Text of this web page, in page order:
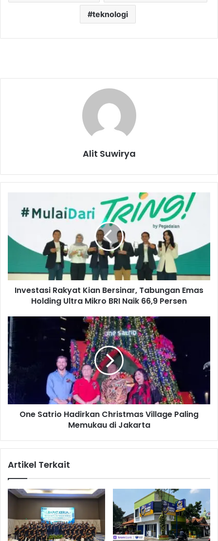
teknologi
Alit Suwirya
s
i
y
a
t
K
i
a
n
B
e
n
r
a
n
g
Investasi Rakyat Kian Bersinar, Tabungan Emas
Holding Ultra Mikro BRI Naik 66,9 Persen
O
n
e
S
a
t
r
i
o
k
C
i
s
One Satrio Hadirkan Christmas Village Paling
Memukau di Jakarta
Artikel Terkait